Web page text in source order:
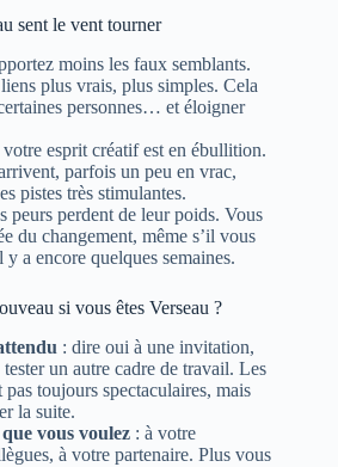
sent le vent tourner
moins les faux semblants.
plus vrais, plus simples. Cela
personnes… et éloigner
votre esprit créatif est en ébullition.
parfois un peu en vrac,
pistes très stimulantes.
peurs perdent de leur poids. Vous
du changement, même s’il vous
a encore quelques semaines.
si vous êtes Verseau ?
: dire oui à une invitation,
un autre cadre de travail. Les
toujours spectaculaires, mais
la suite.
vous voulez : à votre
à votre partenaire. Plus vous